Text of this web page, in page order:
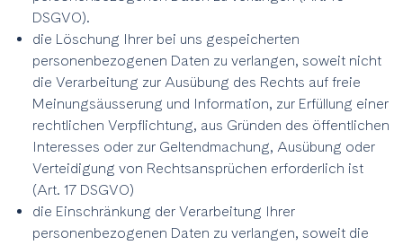
DSGVO).
die Löschung Ihrer bei uns gespeicherten
personenbezogenen Daten zu verlangen, soweit nicht
die Verarbeitung zur Ausübung des Rechts auf freie
Meinungsäusserung und Information, zur Erfüllung einer
rechtlichen Verpflichtung, aus Gründen des öffentlichen
Interesses oder zur Geltendmachung, Ausübung oder
Verteidigung von Rechtsansprüchen erforderlich ist
(Art. 17 DSGVO)
die Einschränkung der Verarbeitung Ihrer
personenbezogenen Daten zu verlangen, soweit die